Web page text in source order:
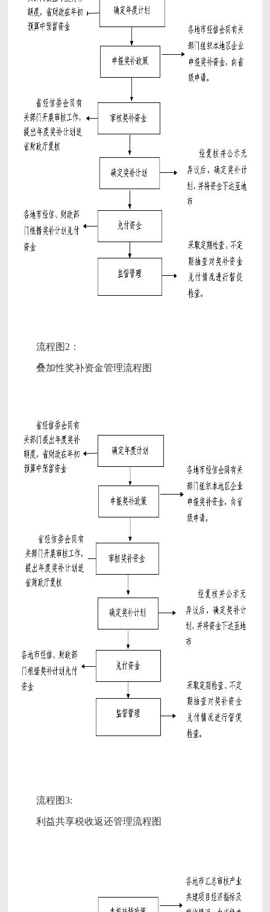
流程图2：
叠加性奖补资金管理流程图
流程图3:
利益共享税收返还管理流程图